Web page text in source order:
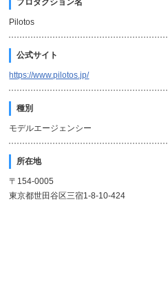
プロダクション名
Pilotos
公式サイト
https://www.pilotos.jp/
種別
モデルエージェンシー
所在地
〒154-0005
東京都世田谷区三宿1-8-10-424